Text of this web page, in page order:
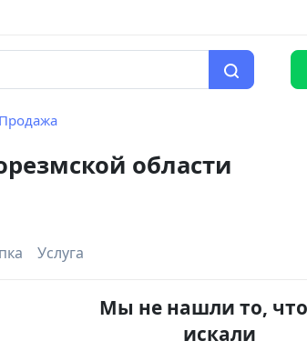
Продажа
области
Услуга
Мы не нашли то,
искали